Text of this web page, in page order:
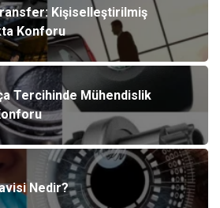
Kişiselleştirilmiş
Konforu
Tercihinde Mühendislik
Nedir?